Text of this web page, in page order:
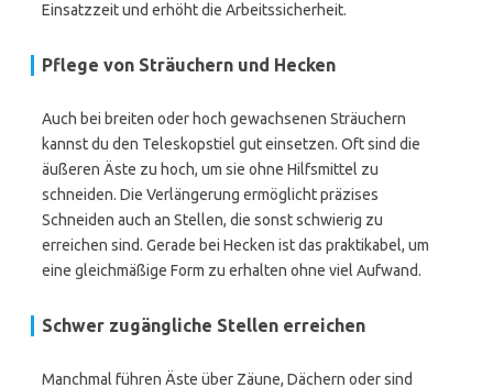
Einsatzzeit und erhöht die Arbeitssicherheit.
Pflege von Sträuchern und Hecken
Auch bei breiten oder hoch gewachsenen Sträuchern
kannst du den Teleskopstiel gut einsetzen. Oft sind die
äußeren Äste zu hoch, um sie ohne Hilfsmittel zu
schneiden. Die Verlängerung ermöglicht präzises
Schneiden auch an Stellen, die sonst schwierig zu
erreichen sind. Gerade bei Hecken ist das praktikabel, um
eine gleichmäßige Form zu erhalten ohne viel Aufwand.
Schwer zugängliche Stellen erreichen
Manchmal führen Äste über Zäune, Dächern oder sind